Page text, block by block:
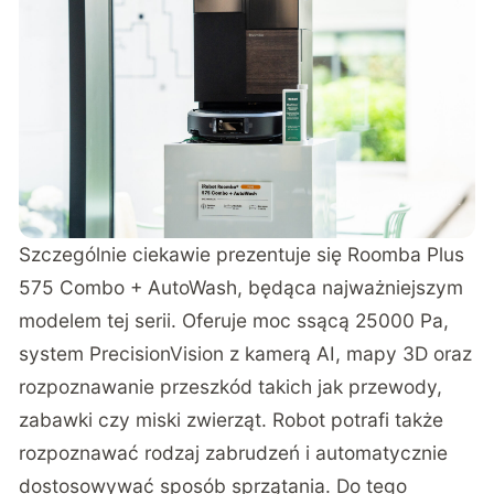
Szczególnie ciekawie prezentuje się Roomba Plus
575 Combo + AutoWash, będąca najważniejszym
modelem tej serii. Oferuje moc ssącą 25000 Pa,
system PrecisionVision z kamerą AI, mapy 3D oraz
rozpoznawanie przeszkód takich jak przewody,
zabawki czy miski zwierząt. Robot potrafi także
rozpoznawać rodzaj zabrudzeń i automatycznie
dostosowywać sposób sprzątania. Do tego